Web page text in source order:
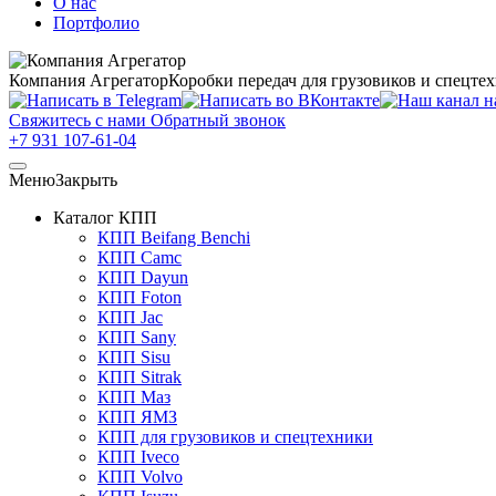
Портфолио
Компания АгрегаторКоробки передач для грузовиков и
Свяжитесь с нами Обратный звонок
+7 931 107-61-04
МенюЗакрыть
Каталог КПП
КПП Beifang Benchi
КПП Camc
КПП Dayun
КПП Foton
КПП Jac
КПП Sany
КПП Sisu
КПП Sitrak
КПП Маз
КПП ЯМЗ
КПП для грузовиков и спецтехники
КПП Iveco
КПП Volvo